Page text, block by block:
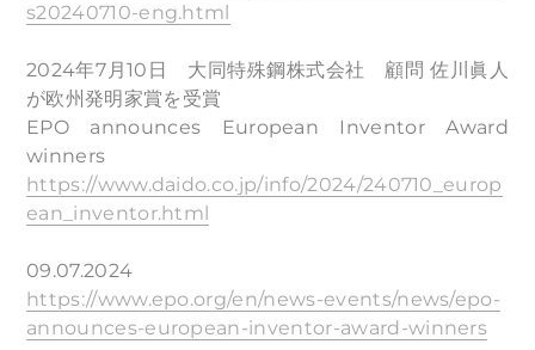
s20240710-eng.html
2024年7月10日 ⼤同特殊鋼株式会社 顧問 佐川眞人
が欧州発明家賞を受賞
EPO announces European Inventor Award
winners
https://www.daido.co.jp/info/2024/240710_europ
ean_inventor.html
09.07.2024
https://www.epo.org/en/news-events/news/epo-
announces-european-inventor-award-winners